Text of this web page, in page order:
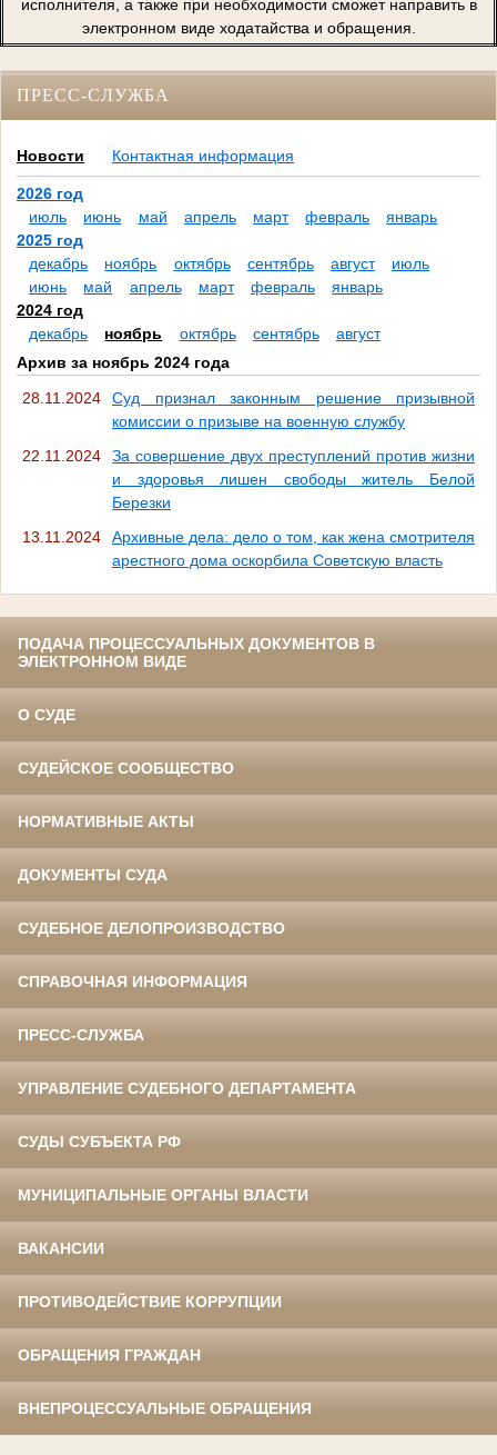
исполнителя, а также при необходимости сможет направить в
электронном виде ходатайства и обращения.
ПРЕСС-СЛУЖБА
Новости Контактная информация
2026 год
июль
июнь май апрель март февраль
январь
2025 год
декабрь
ноябрь октябрь сентябрь август
июль
июнь
май апрель март февраль
январь
2024 год
декабрь
ноябрь октябрь сентябрь
август
Архив за ноябрь 2024 года
28.11.2024
Суд признал законным решение призывной
комиссии о призыве на военную службу
22.11.2024
За совершение двух преступлений против жизни
и здоровья лишен свободы житель Белой
Березки
13.11.2024
Архивные дела: дело о том, как жена смотрителя
арестного дома оскорбила Советскую власть
ПОДАЧА ПРОЦЕССУАЛЬНЫХ ДОКУМЕНТОВ В
ЭЛЕКТРОННОМ ВИДЕ
О СУДЕ
СУДЕЙСКОЕ СООБЩЕСТВО
НОРМАТИВНЫЕ АКТЫ
ДОКУМЕНТЫ СУДА
СУДЕБНОЕ ДЕЛОПРОИЗВОДСТВО
СПРАВОЧНАЯ ИНФОРМАЦИЯ
ПРЕСС-СЛУЖБА
УПРАВЛЕНИЕ СУДЕБНОГО ДЕПАРТАМЕНТА
СУДЫ СУБЪЕКТА РФ
МУНИЦИПАЛЬНЫЕ ОРГАНЫ ВЛАСТИ
ВАКАНСИИ
ПРОТИВОДЕЙСТВИЕ КОРРУПЦИИ
ОБРАЩЕНИЯ ГРАЖДАН
ВНЕПРОЦЕССУАЛЬНЫЕ ОБРАЩЕНИЯ